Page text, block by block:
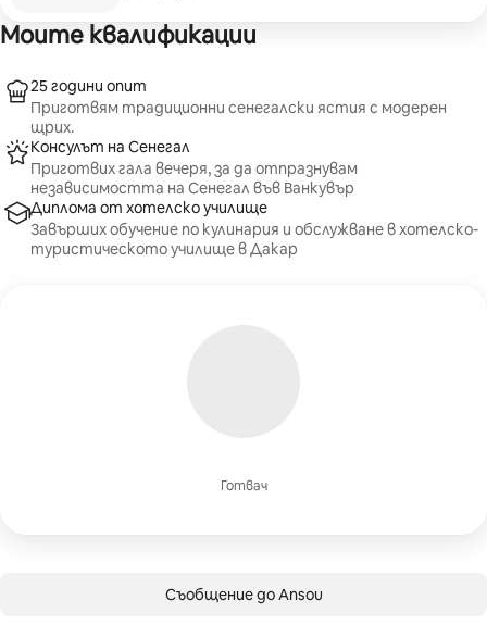
Моите квалификации
Готвач
25 години опит
Приготвям традиционни сенегалски ястия с модерен
щрих.
Консулът на Сенегал
Приготвих гала вечеря, за да отпразнувам
независимостта на Сенегал във Ванкувър
Диплома от хотелско училище
Завърших обучение по кулинария и обслужване в хотелско-
туристическото училище в Дакар
Съобщение до Ansou